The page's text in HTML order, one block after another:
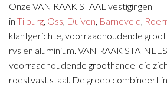
Onze VAN RAAK STAAL vestigingen
in Tilburg, Oss, Duiven, Barneveld,
klantgerichte, voorraadhoudende
rvs en aluminium. VAN RAAK
voorraadhoudende groothandel die
roestvast staal. De groep combineert